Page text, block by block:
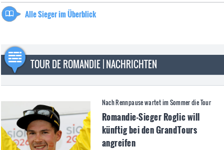
Alle Sieger im Überblick
TOUR DE ROMANDIE | NACHRICHTEN
Nach Rennpause wartet im Sommer die Tour
Romandie-Sieger Roglic will
künftig bei den GrandTours
angreifen